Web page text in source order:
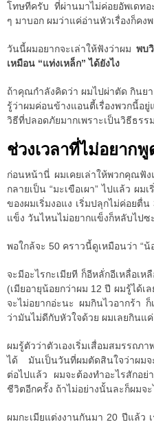
โทษทีครับ ที่ผ่านมาไม่ค่อยอัพเดทอ
ๆ มาบอก ผมว่าแค่อ่านหัวเรื่องก็คง
วันนี้ผมอยากจะเล่าให้ฟังว่าผมพบ
เหมือน “แท่งเหล็ก” ได้ยังไง
ถ้าคุณกำลังคิดว่า ผมไปผ่าตัด กินย
รู้ว่าผมค่อนข้างแอนตี้เรื่องพวกนี้อ
วิธีที่ปลอดภัยมากเพราะเป็นวิธีธรร
ช่วงเวลาที่ไม่อยากพู
ก่อนหน้านี่ ผมเคยเล่าให้พวกคุณฟั
กลายเป็น “มะเขือเผา” ไปแล้ว ผม
ของผมเริ่มงอแง เริ่มปลุกไม่ค่อยตื่
แข็ง วันไหนไม่อยากแข็งก็หลับไปซ
พอใกล้จะ 50 คราวนี้ดูเหมือนว่า “
จะมีอะไรกะเมียที ก็อีหลั่กอีเหลื่อเห
(เมียอายุน้อยกว่าผม 12 ปี ผมรู้ได้เ
จะไม่อยากอ่ะนะ ผมกินไวอากร้า
ว่ามันไม่ดีกับหัวใจด้วย ผมเลยกินแค่
ผมรู้ตัวว่าตัวเองเริ่มเสื่อมสมรรถ
ได้ มันเป็นวันที่ผมตัดสินใจว่าผมจ
ต่อไปแล้ว ผมจะต้องทำอะไรสักอ
ชีวิตอีกครั้ง ถ้าไม่อย่างนั้นละก็ผมจ
ผมกะเมียแต่งงานกันมา 20 ปีแล้ว